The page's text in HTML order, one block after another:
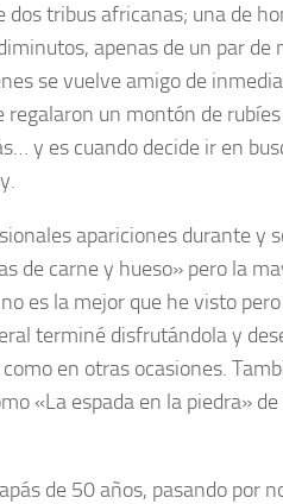
dos tribus africanas; una de
apenas de un par de
se vuelve amigo de
un montón de
y es cuando decide ir en
.
apariciones durante y
de carne y hueso» pero la
es la mejor que he visto
terminé disfrutándola y
en otras ocasiones.
«La espada en la piedra»
de 50 años, pasando por